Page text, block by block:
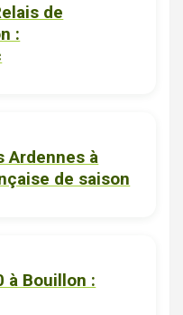
de
:
Ardennes à
de saison
à Bouillon :